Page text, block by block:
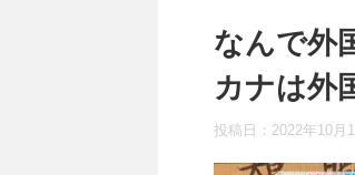
なんで外
カナは外
投稿日： 2022年10月